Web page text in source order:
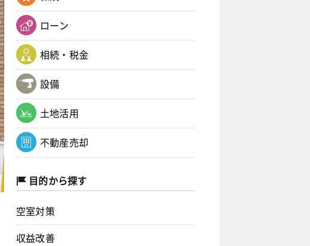
ローン
相続・税金
設備
土地活用
不動産売却
目的から探す
空室対策
収益改善